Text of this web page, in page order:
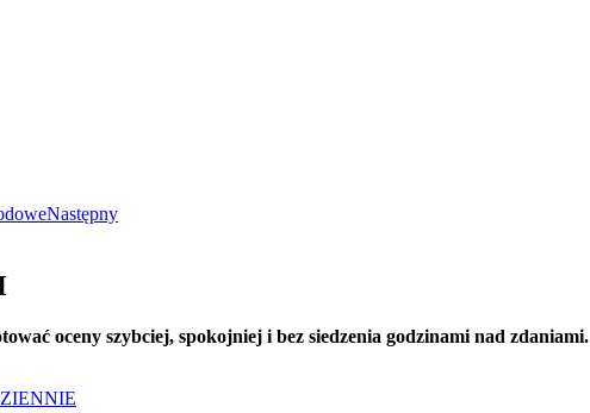
Następny
oceny szybciej, spokojniej i bez siedzenia godzinami nad zdaniami.